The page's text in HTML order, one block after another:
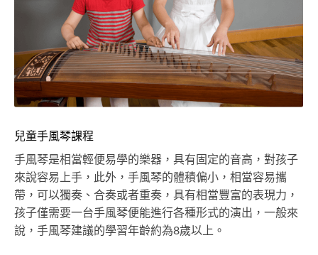
兒童手風琴課程
手風琴是相當輕便易學的樂器，具有固定的音高，對孩子
來說容易上手，此外，手風琴的體積偏小，相當容易攜
帶，可以獨奏、合奏或者重奏，具有相當豐富的表現力，
孩子僅需要一台手風琴便能進行各種形式的演出，一般來
說，手風琴建議的學習年齡約為8歲以上。